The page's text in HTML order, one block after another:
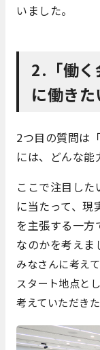
いました。
2.「働く
に働きた
2つ目の質問は
には、どんな能
ここで注目し
に当たって、現
を主張する一方
なのかを考えま
みなさんに考え
スタート地点と
考えていただき